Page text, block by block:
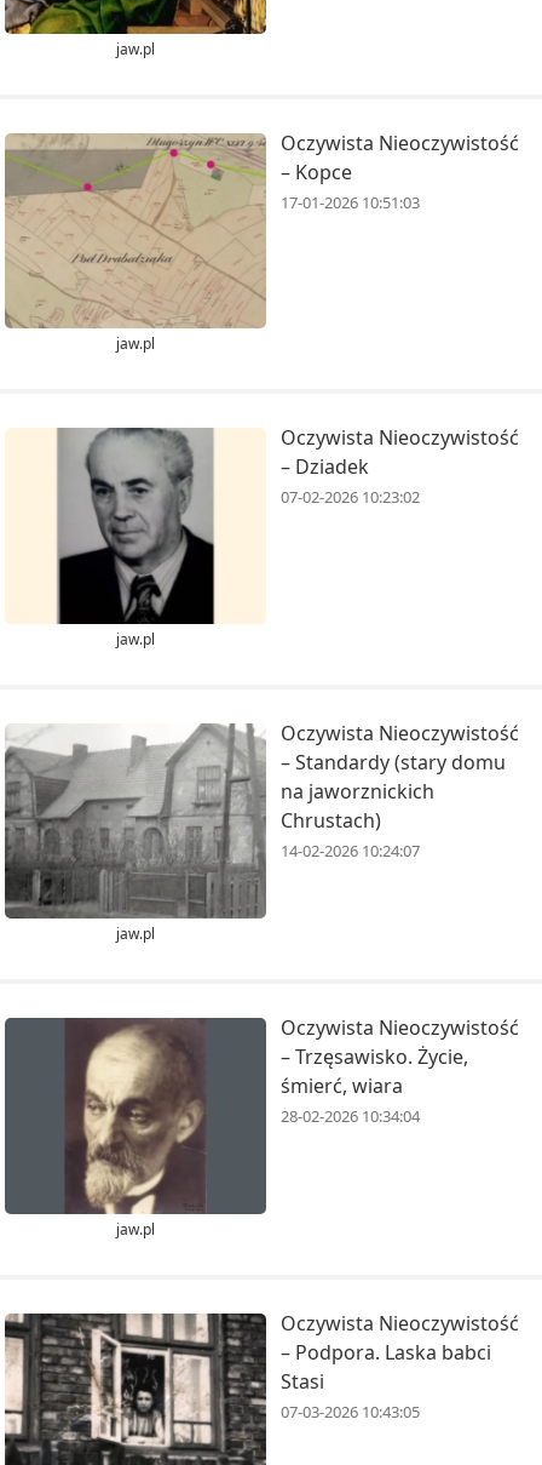
jaw.pl
jaw.pl
Oczywista Nieoczywistość
– Kopce
17-01-2026 10:51:03
jaw.pl
Oczywista Nieoczywistość
– Dziadek
07-02-2026 10:23:02
jaw.pl
Oczywista Nieoczywistość
– Standardy (stary domu
na jaworznickich
Chrustach)
14-02-2026 10:24:07
jaw.pl
Oczywista Nieoczywistość
– Trzęsawisko. Życie,
śmierć, wiara
28-02-2026 10:34:04
Oczywista Nieoczywistość
– Podpora. Laska babci
Stasi
07-03-2026 10:43:05